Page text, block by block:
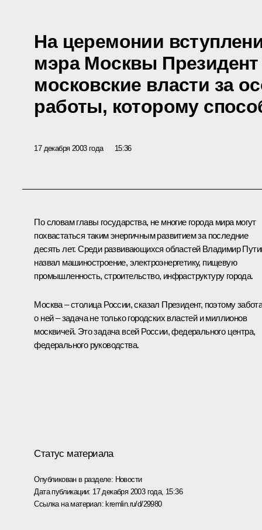
На церемонии
мэра Москвы
московские власти за
работы, которому
17 декабря 2003 года 15:36
По словам главы государства, не многие города мира могут
похвастаться таким энергичным развитием за последние
десять лет. Среди развивающихся областей Владимир
назвал машиностроение, электроэнергетику, пищевую
промышленность, строительство, инфраструктуру города.
Москва – столица России, сказал Президент, поэтому
о ней – задача не только городских властей и миллионов
москвичей. Это задача всей России, федерального центра,
федерального руководства.
Статус материала
Опубликован в разделе: Новости
Дата публикации: 17 декабря 2003 года, 15:36
Ссылка на материал:kremlin.ru/d/29980